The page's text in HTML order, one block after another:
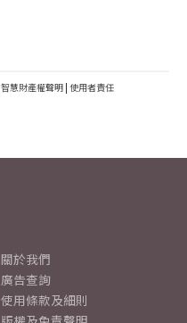
智慧財產權聲明 | 使用者責任
關於我們
廣告查詢
使用條款及細則